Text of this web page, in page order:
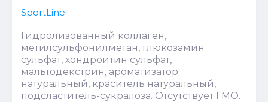
SportLine
Гидролизованный коллаген,
метилсульфонилметан, глюкозамин
сульфат, хондроитин сульфат,
мальтодекстрин, ароматизатор
натуральный, краситель натуральный,
подсластитель-сукралоза. Отсутствует ГМО.